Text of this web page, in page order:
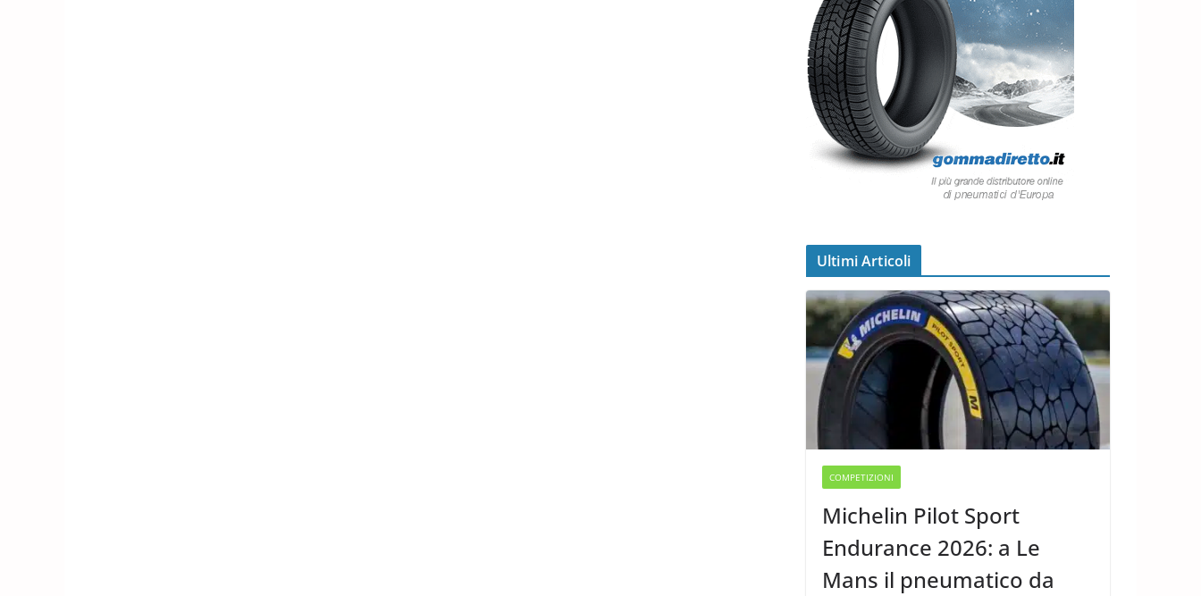
Ultimi Articoli
COMPETIZIONI
Michelin Pilot Sport
Endurance 2026: a Le
Mans il pneumatico da